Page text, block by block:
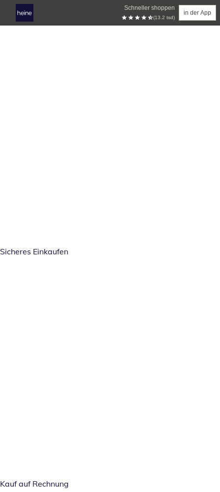
Schneller shoppen
(13.2 tsd)
in der App
Sicheres Einkaufen
Kauf auf Rechnung